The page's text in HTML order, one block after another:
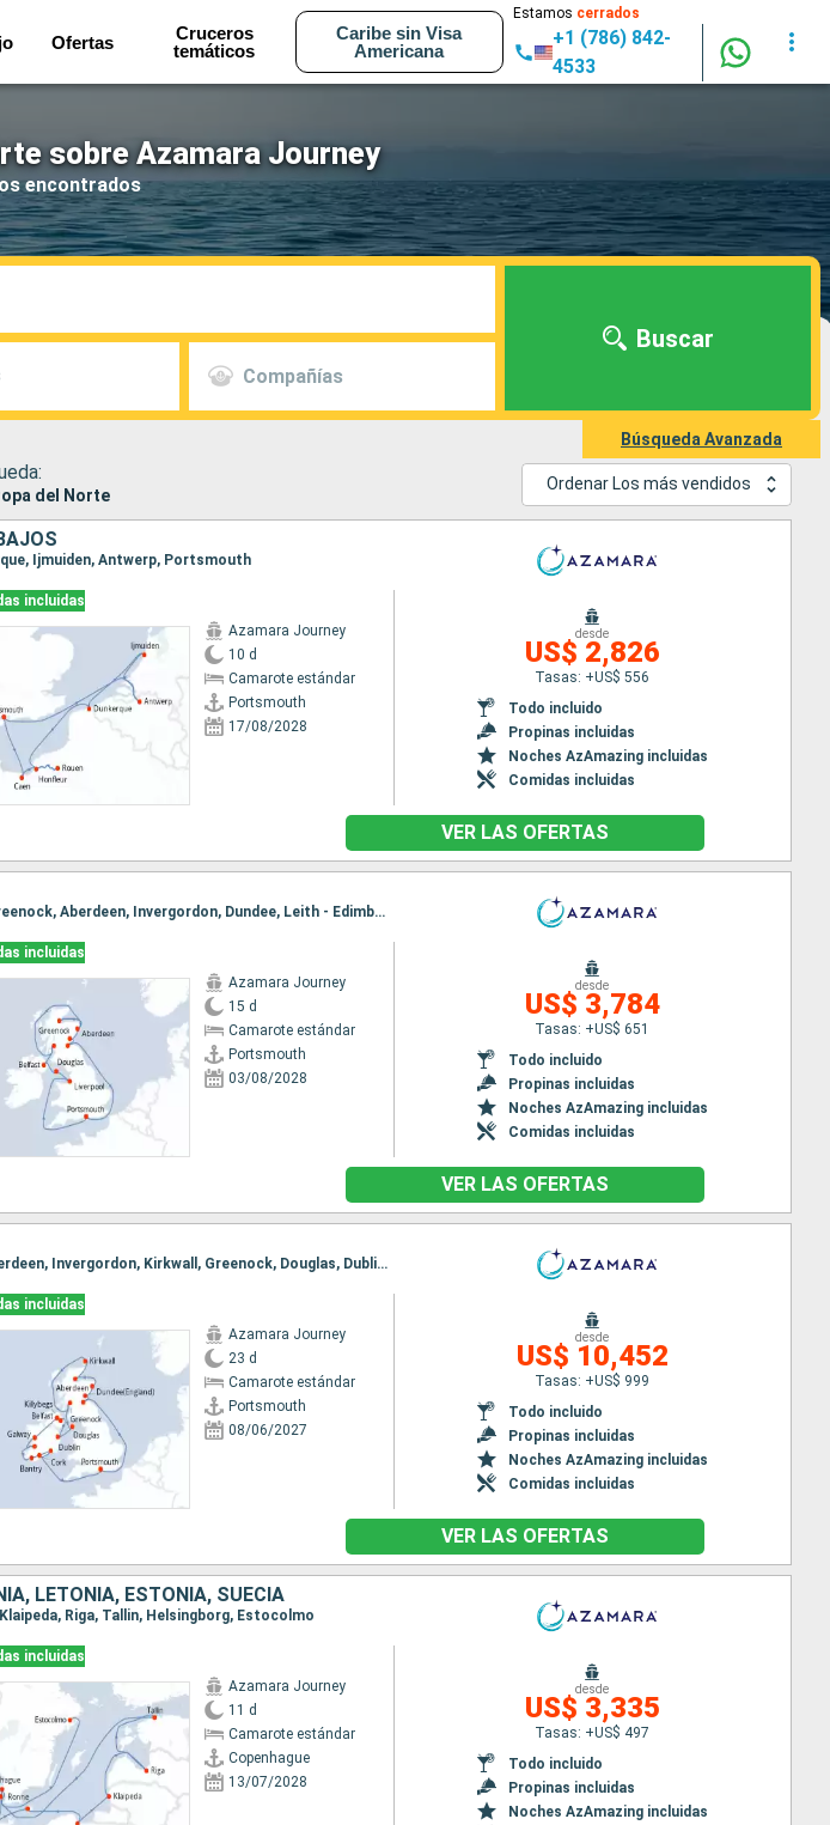
Ofertas
Cruceros
temáticos
Caribe sin Visa
Americana
Estamos cerrados
+1 (786) 842-
4533
sobre Azamara Journey
encontrados
Compañías
Buscar
Búsqueda Avanzada
del Norte
Ordenar Los más vendidos
Ijmuiden, Antwerp, Portsmouth
incluidas
Azamara Journey
10 d
Camarote estándar
Portsmouth
17/08/2028
desde
US$ 2,826
Tasas: +US$ 556
Todo incluido
Propinas incluidas
Noches AzAmazing incluidas
Comidas incluidas
VER LAS OFERTAS
Itinerario : Portsmouth, Liverpool, Douglas, Belfast, Greenock, Aberdeen, Invergordon, Dundee, Leith - Edimbourg, Portsmouth
incluidas
Azamara Journey
15 d
Camarote estándar
Portsmouth
03/08/2028
desde
US$ 3,784
Tasas: +US$ 651
Todo incluido
Propinas incluidas
Noches AzAmazing incluidas
Comidas incluidas
VER LAS OFERTAS
Itinerario : Portsmouth, Leith - Edimbourg, Dundee, Aberdeen, Invergordon, Kirkwall, Greenock, Douglas, Dublin, Belfast, Killybegs, Galway, Foynes, Bantry, Waterford, Cork, Portsmouth
incluidas
Azamara Journey
23 d
Camarote estándar
Portsmouth
08/06/2027
desde
US$ 10,452
Tasas: +US$ 999
Todo incluido
Propinas incluidas
Noches AzAmazing incluidas
Comidas incluidas
VER LAS OFERTAS
LETONIA, ESTONIA, SUECIA
Riga, Tallin, Helsingborg, Estocolmo
incluidas
Azamara Journey
11 d
Camarote estándar
Copenhague
13/07/2028
desde
US$ 3,335
Tasas: +US$ 497
Todo incluido
Propinas incluidas
Noches AzAmazing incluidas